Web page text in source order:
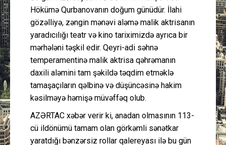
Gündəm
Cəmiyyət
Peşə etikası
Əlaqə
Hökümə Qurbanovanın doğum günüdür. İlahi
gözəlliyə, zəngin mənəvi aləmə malik aktrisanın
yaradıcılığı teatr və kino tariximizdə ayrıca bir
mərhələni təşkil edir. Qeyri-adi səhnə
temperamentinə malik aktrisa qəhrəmanın
daxili aləmini tam şəkildə təqdim etməklə
tamaşaçıların qəlbinə və düşüncəsinə hakim
kəsilməyə həmişə müvəffəq olub.
AZƏRTAC xəbər verir ki, anadan olmasının 113-
cü ildönümü tamam olan görkəmli sənətkar
yaratdığı bənzərsiz rollar qalereyası ilə bu gün